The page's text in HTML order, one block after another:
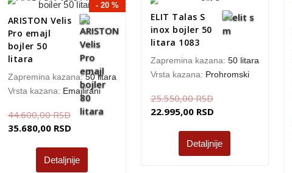
- 20 %
ARISTON Velis
Pro emajl
bojler 50
litara
Zapremina kazana:50 litara
Vrsta kazana: Emajlirani
44.600,00RSD
35.680,00 RSD
Detaljnije
ELIT Talas S
inox bojler 50
litara 1083
Zapremina kazana: 50 litara
Vrsta kazana: Prohromski
25.550,00RSD
22.995,00 RSD
Detaljnije